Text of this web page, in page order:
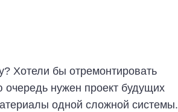
Хотели бы отремонтировать
нужен проект будущих
одной сложной системы.